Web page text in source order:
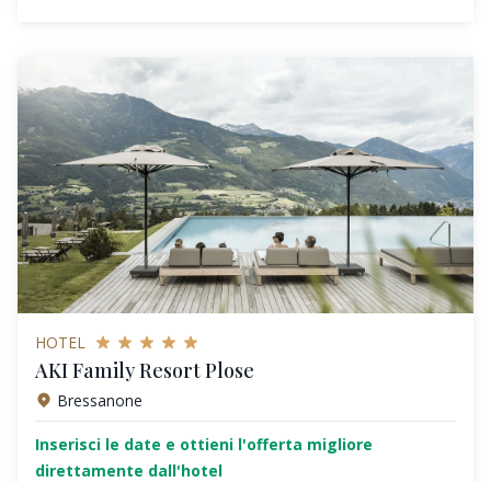
HOTEL
AKI Family Resort Plose
Bressanone
Inserisci le date e ottieni l'offerta migliore
direttamente dall'hotel